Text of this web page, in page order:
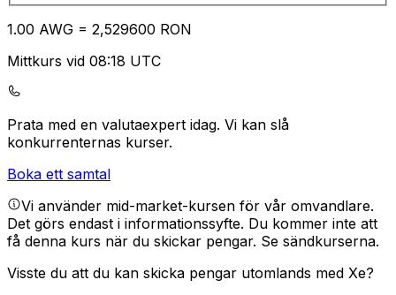
1.00 AWG = 2,529600 RON
Mittkurs vid 08:18 UTC
Prata med en valutaexpert idag. Vi kan slå
konkurrenternas kurser.
Boka ett samtal
Vi använder mid-market-kursen för vår omvandlare.
Det görs endast i informationssyfte. Du kommer inte att
få denna kurs när du skickar pengar. Se sändkurserna.
Visste du att du kan skicka pengar utomlands med Xe?